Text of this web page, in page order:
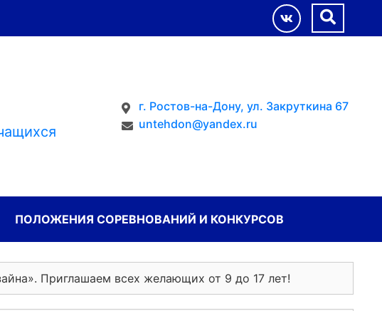
г. Ростов-на-Дону, ул. Закруткина 67
untehdon@yandex.ru
ПОЛОЖЕНИЯ СОРЕВНОВАНИЙ И КОНКУРСОВ
Приглашаем всех желающих от 9 до 17 лет!